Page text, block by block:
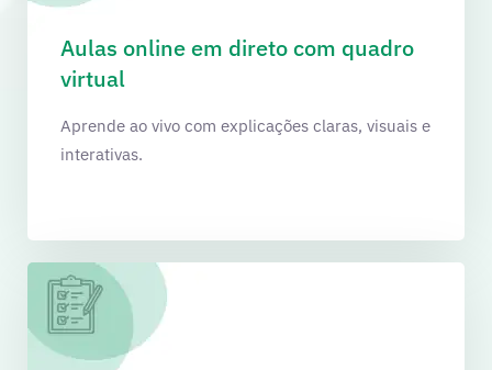
Aulas online em direto com quadro
virtual
Aprende ao vivo com explicações claras, visuais e
interativas.